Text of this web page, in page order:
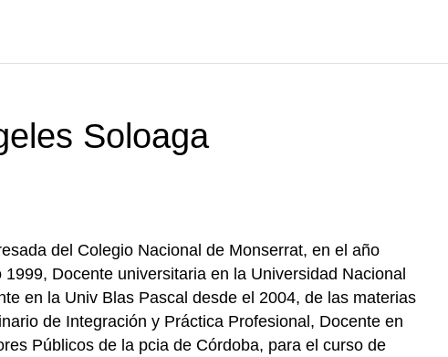
Soloaga
del Colegio Nacional de Monserrat, en el año
Docente universitaria en la Universidad Nacional
en la Univ Blas Pascal desde el 2004, de las materias
de Integración y Práctica Profesional, Docente en
Públicos de la pcia de Córdoba, para el curso de